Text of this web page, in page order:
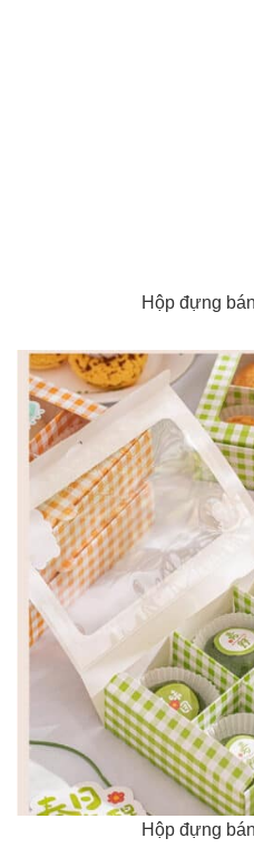
Hộp đựng
Hộp đựng